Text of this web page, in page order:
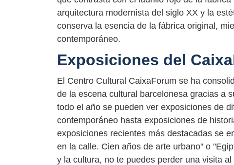
arquitectura modernista del siglo XX y la
conserva la esencia de la fábrica original,
contemporáneo.
Exposiciones del
El Centro Cultural CaixaForum se ha
de la escena cultural barcelonesa gracias a
todo el año se pueden ver exposiciones de
contemporáneo hasta exposiciones de
exposiciones recientes más destacadas se
en la calle. Cien años de arte urbano" o
y la cultura, no te puedes perder una visita al